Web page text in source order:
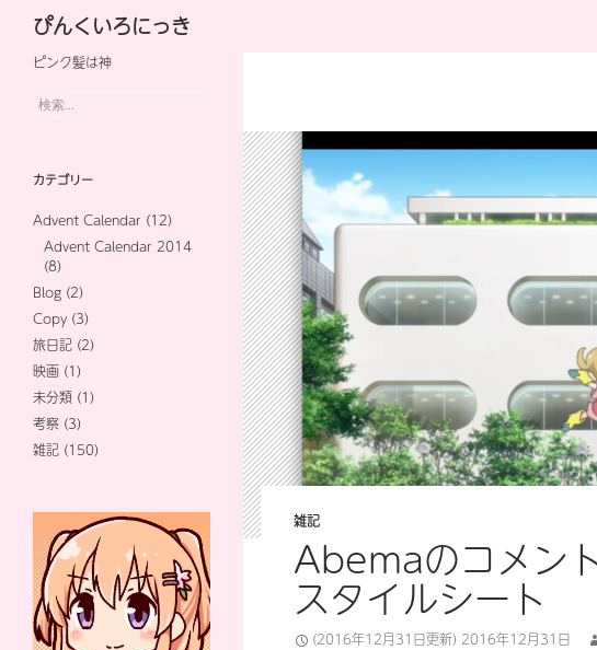
ぴんくいろにっき
雑記
Abemaのコメン
スタイルシート
(2016年12月31日更新) 2016年12月31日
ピンク髪は神
検
カテゴリー
Advent Calendar (12)
Advent Calendar 2014
(8)
Blog (2)
Copy (3)
旅日記 (2)
映画 (1)
未分類 (1)
考察 (3)
雑記 (150)